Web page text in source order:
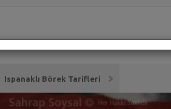
Ispanaklı Börek Tarifleri